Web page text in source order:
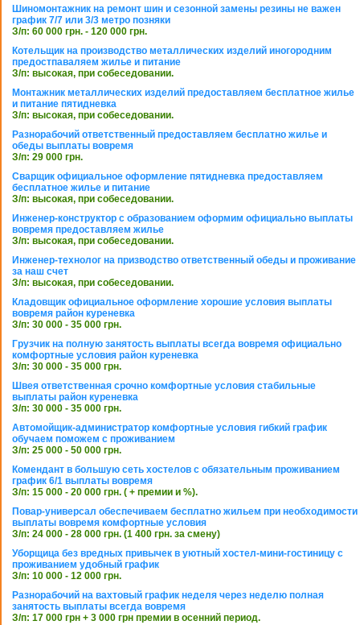
Шиномонтажник на ремонт шин и сезонной замены резины не важен
график 7/7 или 3/3 метро позняки
З/п: 60 000 грн. - 120 000 грн.
Котельщик на производство металлических изделий иногородним
предостпаваляем жилье и питание
З/п: высокая, при собеседовании.
Монтажник металлических изделий предоставляем бесплатное жилье
и питание пятидневка
З/п: высокая, при собеседовании.
Разнорабочий ответственный предоставляем бесплатно жилье и
обеды выплаты вовремя
З/п: 29 000 грн.
Сварщик официальное оформление пятидневка предоставляем
бесплатное жилье и питание
З/п: высокая, при собеседовании.
Инженер-конструктор с образованием оформим официально выплаты
вовремя предоставляем жилье
З/п: высокая, при собеседовании.
Инженер-технолог на призводство ответственный обеды и проживание
за наш счет
З/п: высокая, при собеседовании.
Кладовщик официальное оформление хорошие условия выплаты
вовремя район куреневка
З/п: 30 000 - 35 000 грн.
Грузчик на полную занятость выплаты всегда вовремя официально
комфортные условия район куреневка
З/п: 30 000 - 35 000 грн.
Швея ответственная срочно комфортные условия стабильные
выплаты район куреневка
З/п: 30 000 - 35 000 грн.
Автомойщик-администратор комфортные условия гибкий график
обучаем поможем с проживанием
З/п: 25 000 - 50 000 грн.
Комендант в большую сеть хостелов с обязательным проживанием
график 6/1 выплаты вовремя
З/п: 15 000 - 20 000 грн. ( + премии и %).
Повар-универсал обеспечиваем бесплатно жильем при необходимости
выплаты вовремя комфортные условия
З/п: 24 000 - 28 000 грн. (1 400 грн. за смену)
Уборщица без вредных привычек в уютный хостел-мини-гостиницу с
проживанием удобный график
З/п: 10 000 - 12 000 грн.
Разнорабочий на вахтовый график неделя через неделю полная
занятость выплаты всегда вовремя
З/п: 17 000 грн + 3 000 грн премии в осенний период.